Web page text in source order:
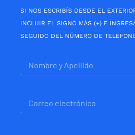
SI NOS ESCRIBÍS DESDE EL
INCLUIR EL SIGNO MÁS (+) E
SEGUIDO DEL NÚMERO DE
electrónico